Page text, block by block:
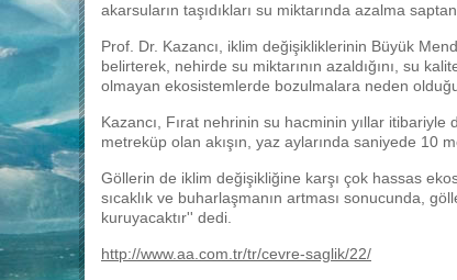
akarsuların taşıdıkları su miktarında azalma
Prof. Dr. Kazancı, iklim değişikliklerinin Büyük
belirterek, nehirde su miktarının azaldığını, su
olmayan ekosistemlerde bozulmalara neden
Kazancı, Fırat nehrinin su hacminin yıllar
metreküp olan akışın, yaz aylarında saniyede 10
Göllerin de iklim değişikliğine karşı çok hassas
sıcaklık ve buharlaşmanın artması sonucunda,
kuruyacaktır'' dedi.
http://www.aa.com.tr/tr/cevre-saglik/22/